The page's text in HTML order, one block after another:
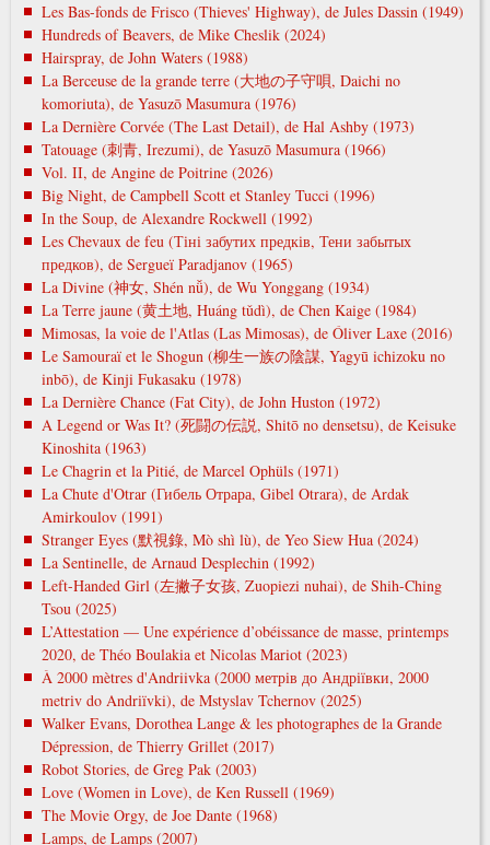
Les Bas-fonds de Frisco (Thieves' Highway), de Jules Dassin (1949)
Hundreds of Beavers, de Mike Cheslik (2024)
Hairspray, de John Waters (1988)
La Berceuse de la grande terre (大地の子守唄, Daichi no
komoriuta), de Yasuzō Masumura (1976)
La Dernière Corvée (The Last Detail), de Hal Ashby (1973)
Tatouage (刺青, Irezumi), de Yasuzō Masumura (1966)
Vol. II, de Angine de Poitrine (2026)
Big Night, de Campbell Scott et Stanley Tucci (1996)
In the Soup, de Alexandre Rockwell (1992)
Les Chevaux de feu (Тіні забутих предків, Тени забытых
предков), de Sergueï Paradjanov (1965)
La Divine (神女, Shén nǚ), de Wu Yonggang (1934)
La Terre jaune (黄土地, Huáng tǔdì), de Chen Kaige (1984)
Mimosas, la voie de l'Atlas (Las Mimosas), de Óliver Laxe (2016)
Le Samouraï et le Shogun (柳生一族の陰謀, Yagyū ichizoku no
inbō), de Kinji Fukasaku (1978)
La Dernière Chance (Fat City), de John Huston (1972)
A Legend or Was It? (死闘の伝説, Shitō no densetsu), de Keisuke
Kinoshita (1963)
Le Chagrin et la Pitié, de Marcel Ophüls (1971)
La Chute d'Otrar (Гибель Отрара, Gibel Otrara), de Ardak
Amirkoulov (1991)
Stranger Eyes (默視錄, Mò shì lù), de Yeo Siew Hua (2024)
La Sentinelle, de Arnaud Desplechin (1992)
Left-Handed Girl (左撇子女孩, Zuopiezi nuhai), de Shih-Ching
Tsou (2025)
L’Attestation — Une expérience d’obéissance de masse, printemps
2020, de Théo Boulakia et Nicolas Mariot (2023)
À 2000 mètres d'Andriivka (2000 метрів до Андріївки, 2000
metrіv do Andrіїvki), de Mstyslav Tchernov (2025)
Walker Evans, Dorothea Lange & les photographes de la Grande
Dépression, de Thierry Grillet (2017)
Robot Stories, de Greg Pak (2003)
Love (Women in Love), de Ken Russell (1969)
The Movie Orgy, de Joe Dante (1968)
Lamps, de Lamps (2007)